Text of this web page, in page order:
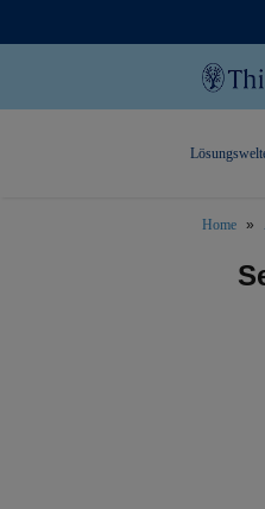
Home